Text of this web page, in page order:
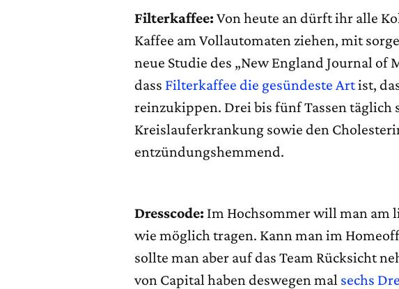
Filterkaffee:Von heute an dürft ihr alle
Kaffee am Vollautomaten ziehen, mit
neue Studie des „New England Journal of
dass Filterkaffee die gesündeste Artist,
reinzukippen. Drei bis fünf Tassen täglich
Kreislauferkrankung sowie den
entzündungshemmend.
Dresscode: Im Hochsommer will man am
wie möglich tragen. Kann man im
sollte man aber auf das Team Rücksicht
von Capital haben deswegen mal sechs